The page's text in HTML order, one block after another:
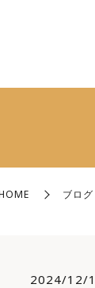
ブログ
2024/12/